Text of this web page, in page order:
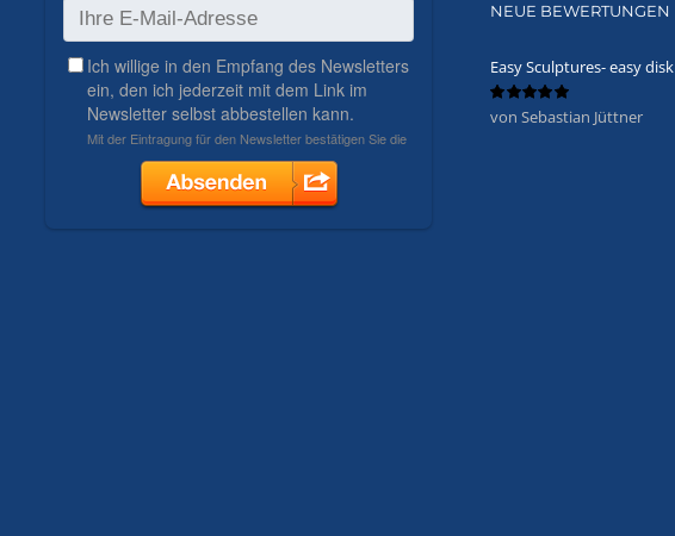
NEUE BEWERTUNGEN
Easy Sculptures- easy disk
Bewertet
von Sebastian Jüttner